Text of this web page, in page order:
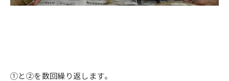
①と②を数回繰り返します。